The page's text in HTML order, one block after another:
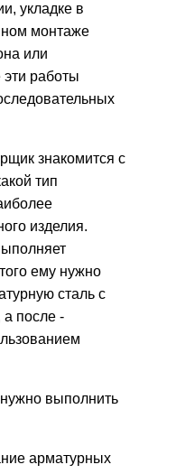
укладке в
монтаже
или
работы
знакомится с
тип
изделия.
ему нужно
сталь с
после -
выполнить
арматурных